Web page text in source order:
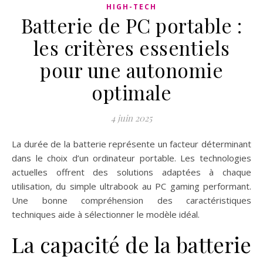
HIGH-TECH
Batterie de PC portable :
les critères essentiels
pour une autonomie
optimale
4 juin 2025
La durée de la batterie représente un facteur déterminant
dans le choix d’un ordinateur portable. Les technologies
actuelles offrent des solutions adaptées à chaque
utilisation, du simple ultrabook au PC gaming performant.
Une bonne compréhension des caractéristiques
techniques aide à sélectionner le modèle idéal.
La capacité de la batterie